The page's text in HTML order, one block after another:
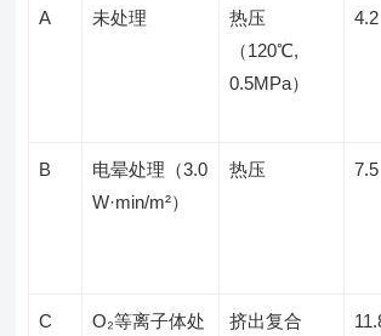
A 未处理
热压
（120℃,
0.5MPa）
4.2
B
电晕处理（3.0
W·min/m²）
热压 7.5
C
O₂等离子体处
挤出复合